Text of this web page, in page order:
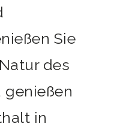
Sie
des
genießen
in